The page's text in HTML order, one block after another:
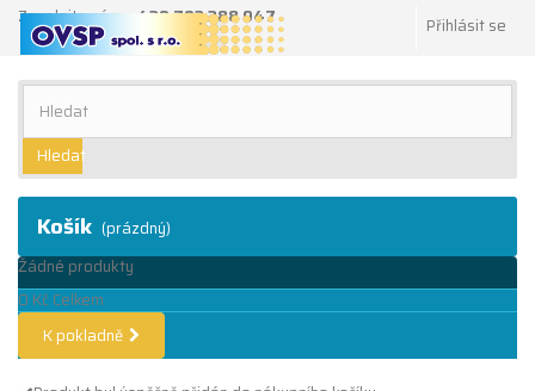
Přihlásit se
Zavolejte nám: +420 702 288 047
Hledat
Košík (prázdný)
Žádné produkty
0 KčCelkem
K pokladně